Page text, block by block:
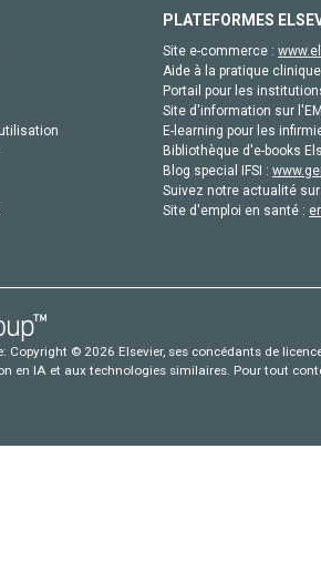
PLATEFORMES
Site e-commerce :
Aide à la pratique
Portail pour les
Site d'information sur
E-learning pour les
Bibliothèque d'e-books
Blog special IFSI :
Suivez notre actualité
Site d'emploi en santé :
Copyright © 2026 Elsevier, ses concédants de
en IA et aux technologies similaires. Pour tout